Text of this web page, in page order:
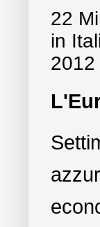
22
in
2012